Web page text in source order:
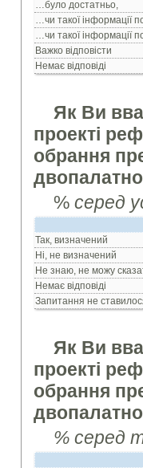
…було достатньо,
…чи такої інформації
…чи такої інформації
Важко відповісти
Немає відповіді
Як Ви
проекті
обрання
%серед
Так, визначений
Ні, не визначений
Не знаю, не можу
Немає відповіді
Запитання не
Як Ви
проекті
обрання
% серед